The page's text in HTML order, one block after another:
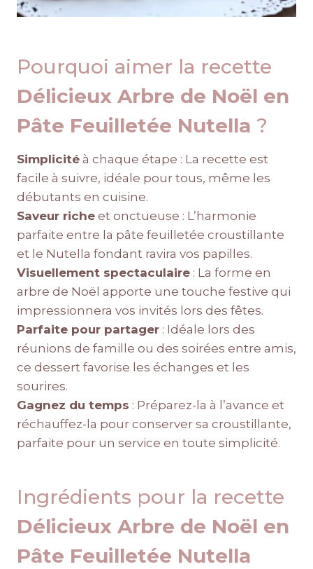
Pourquoi aimer la recette
Délicieux Arbre de Noël en
Pâte Feuilletée Nutella ?
Simplicité à chaque étape : La recette est
facile à suivre, idéale pour tous, même les
débutants en cuisine.
Saveur riche et onctueuse : L’harmonie
parfaite entre la pâte feuilletée croustillante
et le Nutella fondant ravira vos papilles.
Visuellement spectaculaire : La forme en
arbre de Noël apporte une touche festive qui
impressionnera vos invités lors des fêtes.
Parfaite pour partager : Idéale lors des
réunions de famille ou des soirées entre amis,
ce dessert favorise les échanges et les
sourires.
Gagnez du temps : Préparez-la à l’avance et
réchauffez-la pour conserver sa croustillante,
parfaite pour un service en toute simplicité.
Ingrédients pour la recette
Délicieux Arbre de Noël en
Pâte Feuilletée Nutella